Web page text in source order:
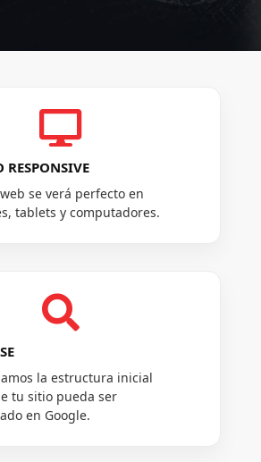

RESPONSIVE
se verá perfecto en
tablets y computadores.

la estructura inicial
tu sitio pueda ser
en Google.